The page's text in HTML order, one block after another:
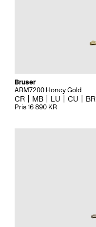
Bruser
ARM7200 Honey Gold
CR MB LU CU BR
Pris 16 890 KR